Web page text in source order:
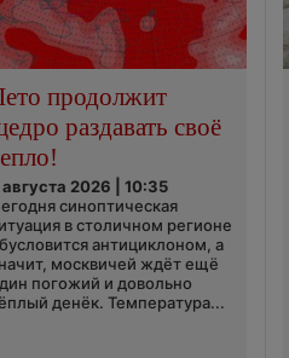
продолжит
раздавать своё
августа 2026 | 10:35
синоптическая
в столичном регионе
антициклоном, а
москвичей ждёт ещё
погожий и довольно
денёк. Температура...